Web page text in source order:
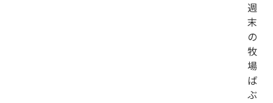
週
末
の
牧
場
ば
ぶ